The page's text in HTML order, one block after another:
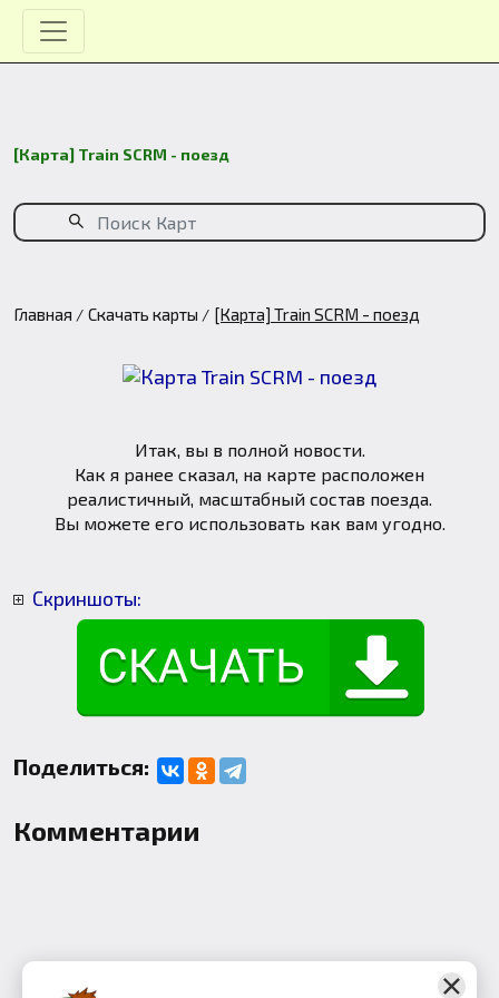
[Карта] Train SCRM - поезд
Главная Скачать карты [Карта] Train SCRM - поезд
Итак, вы в полной новости.
Как я ранее сказал, на карте расположен
реалистичный, масштабный состав поезда.
Вы можете его использовать как вам угодно.
Скриншоты:
Поделиться:
Комментарии